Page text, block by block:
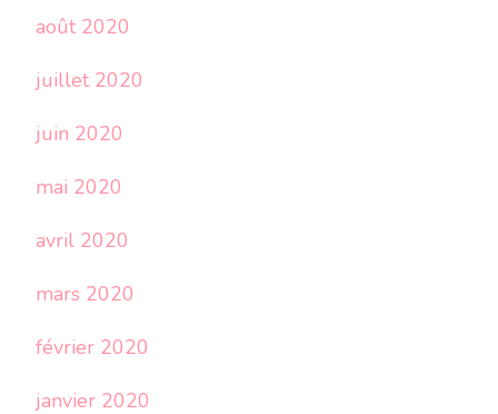
août 2020
juillet 2020
juin 2020
mai 2020
avril 2020
mars 2020
février 2020
janvier 2020